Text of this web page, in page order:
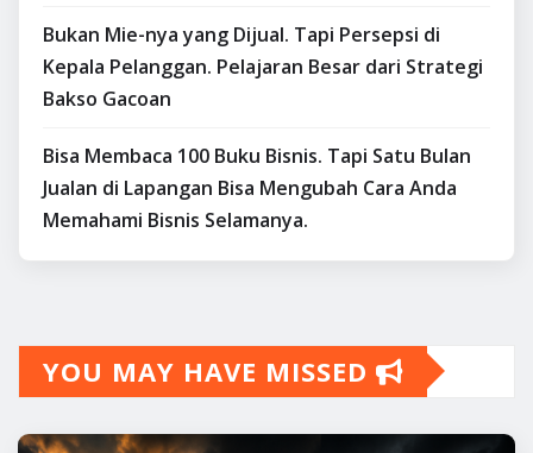
Bukan Mie-nya yang Dijual. Tapi Persepsi di
Kepala Pelanggan. Pelajaran Besar dari Strategi
Bakso Gacoan
Bisa Membaca 100 Buku Bisnis. Tapi Satu Bulan
Jualan di Lapangan Bisa Mengubah Cara Anda
Memahami Bisnis Selamanya.
YOU MAY HAVE MISSED